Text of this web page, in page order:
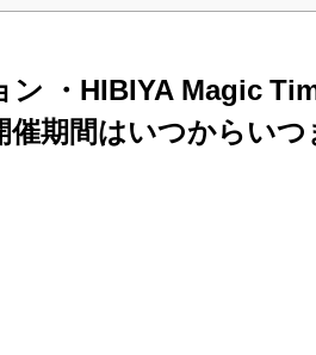
ン ・HIBIYA Magic
催期間はいつからいつ